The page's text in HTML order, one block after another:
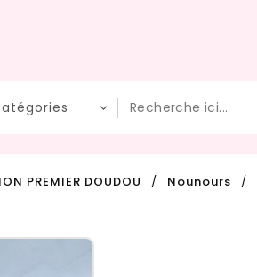
PREMIER DOUDOU Nounours